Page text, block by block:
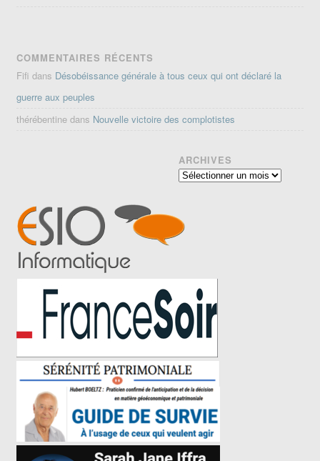
COMMENTAIRES RÉCENTS
Fifi dans Désobéissance générale à tous ceux qui ont déclaré la
guerre aux peuples
thérébentine dans Nouvelle victoire des complotistes
ARCHIVES
Archives